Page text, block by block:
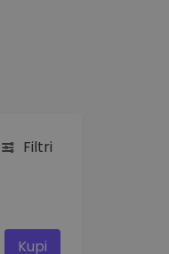
Filtri
Kupi